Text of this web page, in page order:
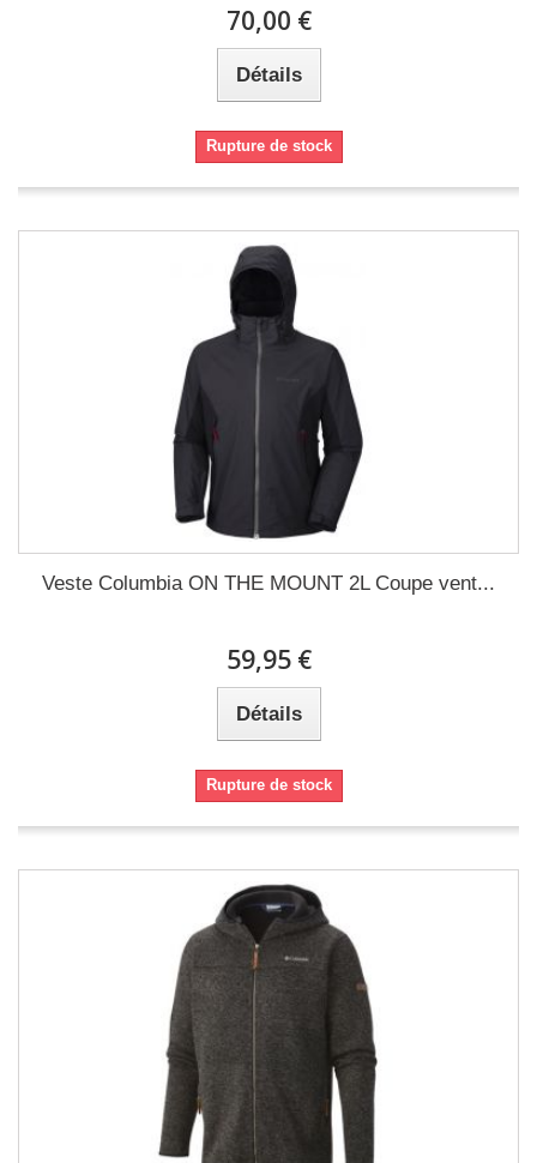
70,00 €
Détails
Rupture de stock
Veste Columbia ON THE MOUNT 2L Coupe vent...
59,95 €
Détails
Rupture de stock